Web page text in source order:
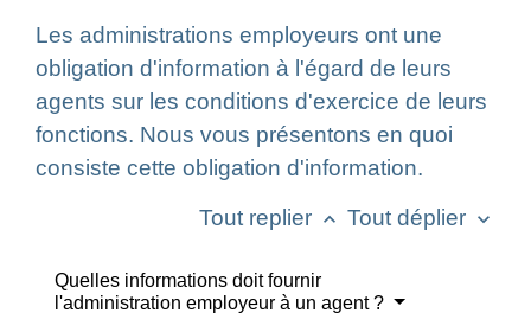
Les administrations employeurs ont une
obligation d'information à l'égard de leurs
agents sur les conditions d'exercice de leurs
fonctions. Nous vous présentons en quoi
consiste cette obligation d'information.
Tout replier keyboard_arrow_up Tout déplier keyboard_arrow_down
Quelles informations doit fournir
l'administration employeur à un agent ?